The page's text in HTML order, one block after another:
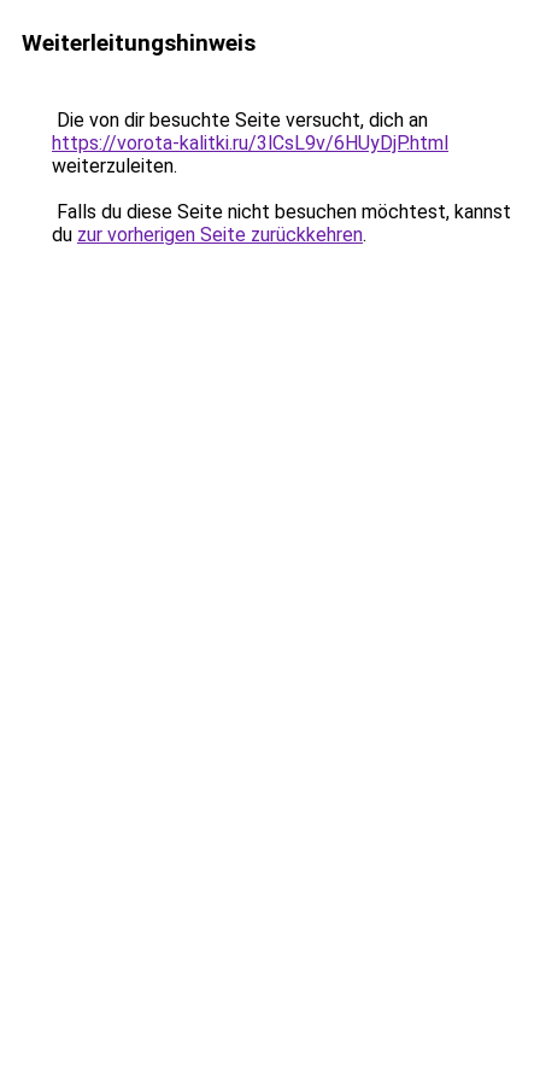
Weiterleitungshinweis
Die von dir besuchte Seite versucht, dich an
https://vorota-kalitki.ru/3lCsL9v/6HUyDjP.html
weiterzuleiten.
Falls du diese Seite nicht besuchen möchtest, kannst
du zur vorherigen Seite zurückkehren.